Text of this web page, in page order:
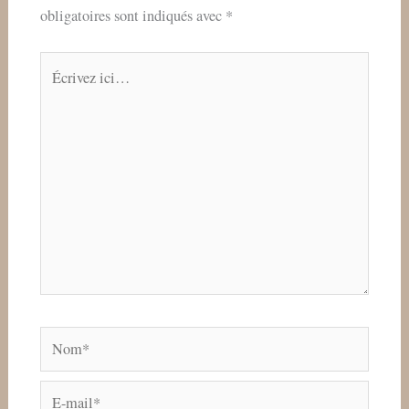
obligatoires sont indiqués avec *
Nom*
E-